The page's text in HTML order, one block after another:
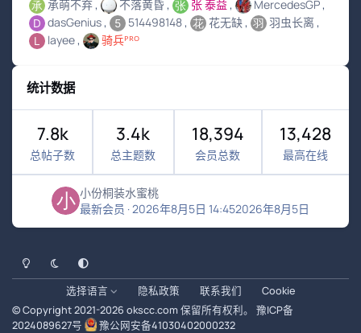
承萌不弃 不落黄昏 张 泰益
MercedesGP
dasGenius
514498148 花无缺
羽虫长离
layee
骑兵ᴾᴿᴼ
统计数据
7.8k
总帖子数
3.4k
总主题数
18,394
会员总数
13,428
最高在线
小份桐装水蜜桃
最新会员 ·2026年8月5日 14:452026年8月5日
浅色模式黑暗模式系统偏好
选择语言 隐私政策 联系我们
Cookie
© Copyright 2021-2026 okscc.com 保留所有权利。 豫ICP备
2024089627号
豫公网安备41030402000232